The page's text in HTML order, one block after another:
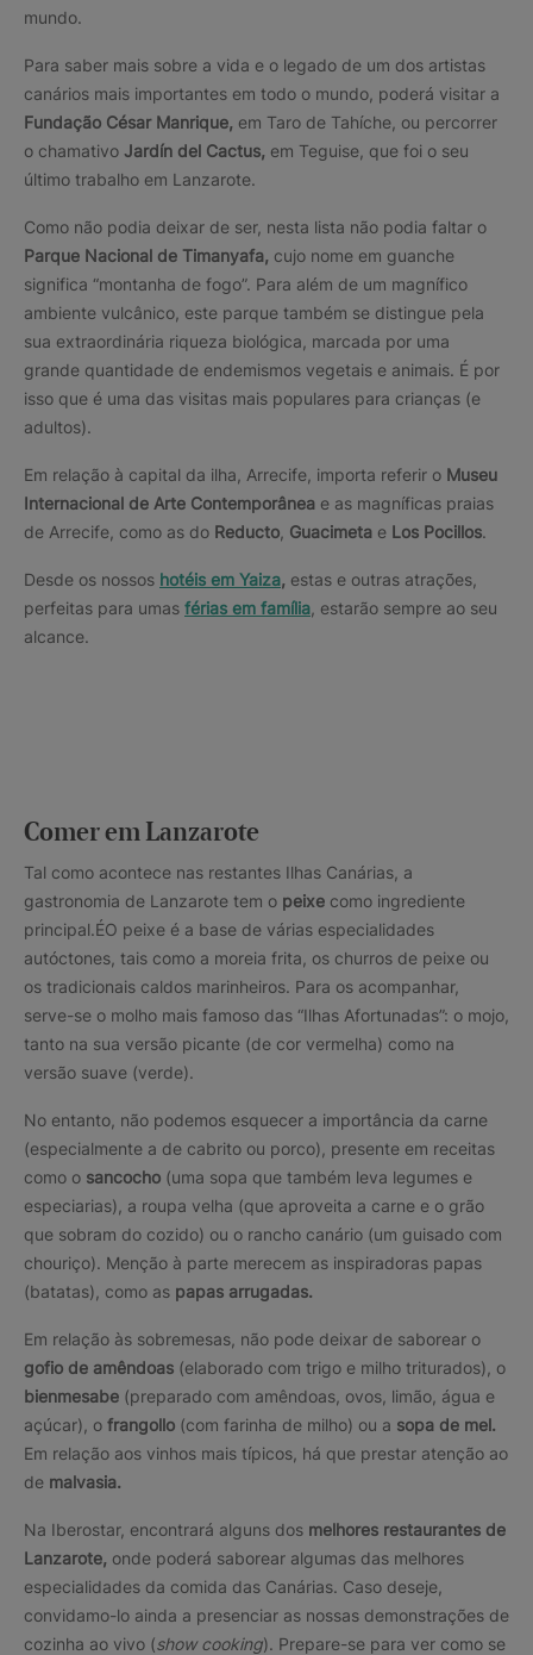
mundo.
Para saber mais sobre a vida e o legado de um dos artistas
canários mais importantes em todo o mundo, poderá visitar a
Fundação César Manrique, em Taro de Tahíche, ou percorrer
o chamativo Jardín del Cactus, em Teguise, que foi o seu
último trabalho em Lanzarote.
Como não podia deixar de ser, nesta lista não podia faltar o
Parque Nacional de Timanyafa, cujo nome em guanche
significa “montanha de fogo”. Para além de um magnífico
ambiente vulcânico, este parque também se distingue pela
sua extraordinária riqueza biológica, marcada por uma
grande quantidade de endemismos vegetais e animais. É por
isso que é uma das visitas mais populares para crianças (e
adultos).
Em relação à capital da ilha, Arrecife, importa referir o Museu
Internacional de Arte Contemporânea e as magníficas praias
de Arrecife, como as do Reducto Guacimeta e Los Pocillos.
Desde os nossos hotéis em Yaiza, estas e outras atrações,
perfeitas para umas férias em família , estarão sempre ao seu
alcance.
Comer em Lanzarote
Tal como acontece nas restantes Ilhas Canárias, a
gastronomia de Lanzarote tem o peixe como ingrediente
principal.ÉO peixe é a base de várias especialidades
autóctones, tais como a moreia frita, os churros de peixe ou
os tradicionais caldos marinheiros. Para os acompanhar,
serve-se o molho mais famoso das “Ilhas Afortunadas”: o mojo,
tanto na sua versão picante (de cor vermelha) como na
versão suave (verde).
No entanto, não podemos esquecer a importância da carne
(especialmente a de cabrito ou porco), presente em receitas
como o sancocho (uma sopa que também leva legumes e
especiarias), a roupa velha (que aproveita a carne e o grão
que sobram do cozido) ou o rancho canário (um guisado com
chouriço). Menção à parte merecem as inspiradoras papas
(batatas), como as papas arrugadas.
Em relação às sobremesas, não pode deixar de saborear o
gofio de amêndoas (elaborado com trigo e milho triturados), o
bienmesabe (preparado com amêndoas, ovos, limão, água e
açúcar), o frangollo (com farinha de milho) ou a sopa de mel.
Em relação aos vinhos mais típicos, há que prestar atenção ao
de malvasia.
Na Iberostar, encontrará alguns dos melhores restaurantes de
Lanzarote, onde poderá saborear algumas das melhores
especialidades da comida das Canárias. Caso deseje,
convidamo-lo ainda a presenciar as nossas demonstrações de
cozinha ao vivo (show cooking). Prepare-se para ver como se